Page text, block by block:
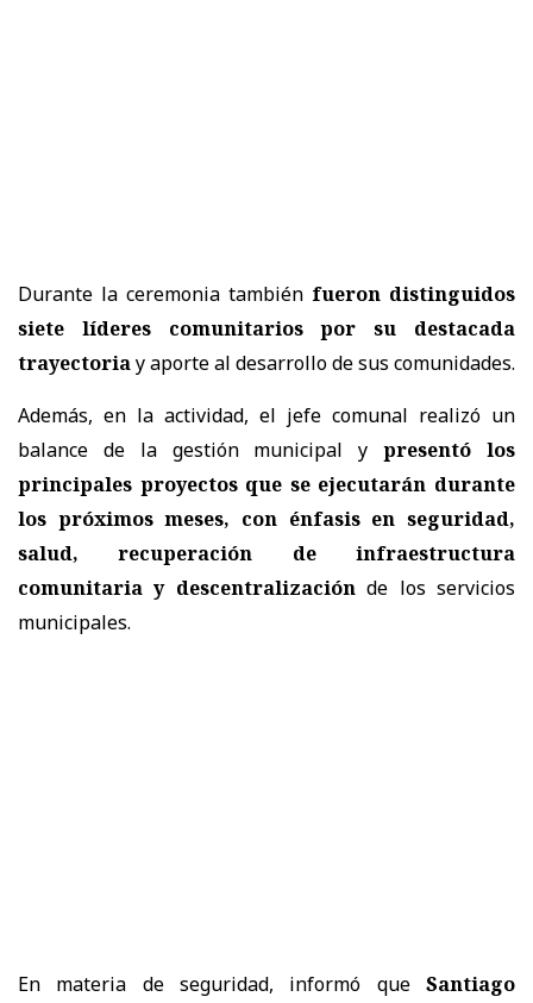
Durante la ceremonia también fueron distinguidos
siete líderes comunitarios por su destacada
trayectoriay aporte al desarrollo de sus comunidades.
Además, en la actividad, el jefe comunal realizó un
balance de la gestión municipal ypresentó los
principales proyectos que se ejecutarán durante
los próximos meses, con énfasis en seguridad,
salud, recuperación de infraestructura
comunitaria y descentralizaciónde los servicios
municipales.
En materia de seguridad, informó que Santiago